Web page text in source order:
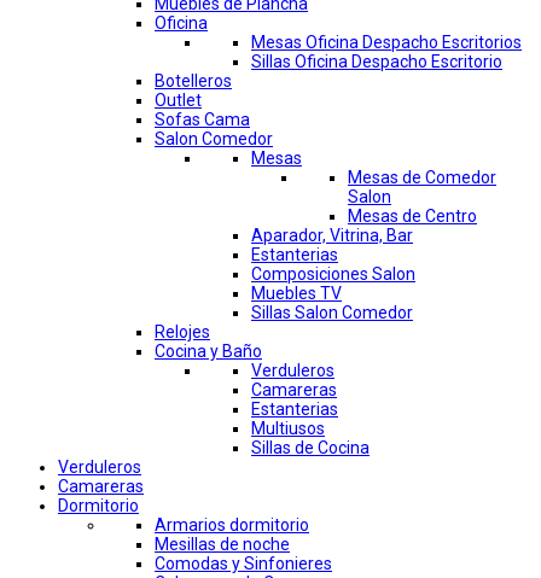
Muebles de Plancha
Oficina
Mesas Oficina Despacho Escritorios
Sillas Oficina Despacho Escritorio
Botelleros
Outlet
Sofas Cama
Salon Comedor
Mesas
Mesas de Comedor
Salon
Mesas de Centro
Aparador, Vitrina, Bar
Estanterias
Composiciones Salon
Muebles TV
Sillas Salon Comedor
Relojes
Cocina y Baño
Verduleros
Camareras
Estanterias
Multiusos
Sillas de Cocina
Verduleros
Camareras
Dormitorio
Armarios dormitorio
Mesillas de noche
Comodas y Sinfonieres